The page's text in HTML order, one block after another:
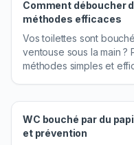
Comment déboucher
méthodes efficaces
Vos toilettes sont
ventouse sous la main ?
méthodes simples et
rapidement.
WC bouché par du
et prévention